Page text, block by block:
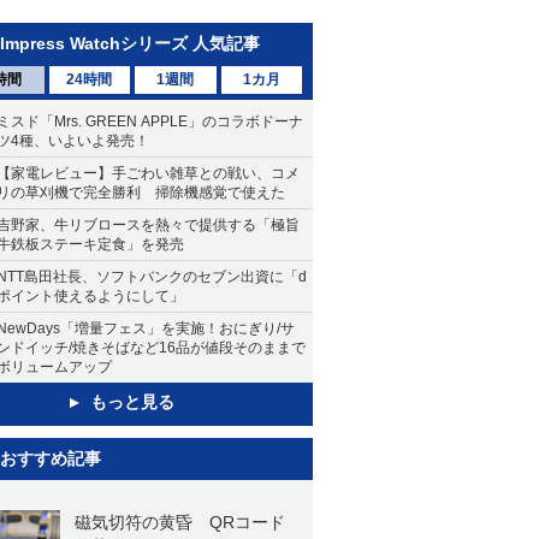
Impress Watchシリーズ 人気記事
間 24時間 1週間 1カ月
スド「Mrs. GREEN APPLE」のコラボドーナ
4種、いよいよ発売！
家電レビュー】手ごわい雑草との戦い、コメ
の草刈機で完全勝利 掃除機感覚で使えた
野家、牛リブロースを熱々で提供する「極旨
鉄板ステーキ定食」を発売
島田社長、ソフトバンクのセブン出資に「d
イント使えるようにして」
「増量フェス」を実施！おにぎり/サ
ドイッチ/焼きそばなど16品が値段そのままで
リュームアップ
もっと見る
おすすめ記事
磁気切符の黄昏 QRコード